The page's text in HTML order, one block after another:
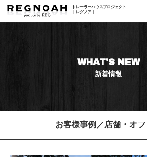
トレーラーハウスプロジェクト
｜レグノア｜
WHAT'S NEW
新着情報
お客様事例／店舗・オフ